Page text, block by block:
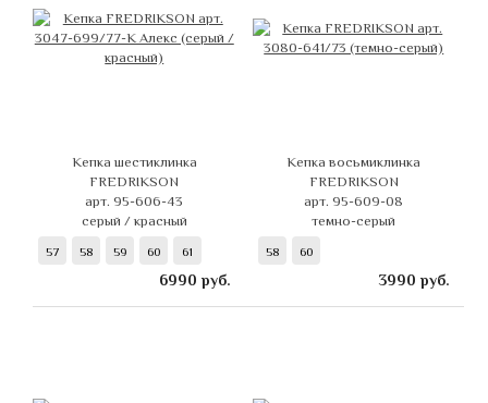
Кепка шестиклинка
FREDRIKSON
арт. 95-606-43
серый / красный
57 58 59 60 61
6990 руб.
Кепка восьмиклинка
FREDRIKSON
арт. 95-609-08
темно-серый
58 60
3990 руб.